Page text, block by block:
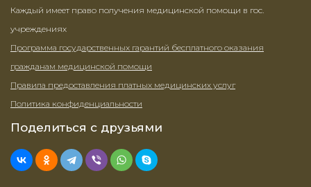
Каждый имеет право получения медицинской помощи в гос.
учреждениях
Программа государственных гарантий бесплатного оказания
гражданам медицинской помощи
Правила предоставления платных медицинских услуг
Политика конфиденциальности
Поделиться с друзьями